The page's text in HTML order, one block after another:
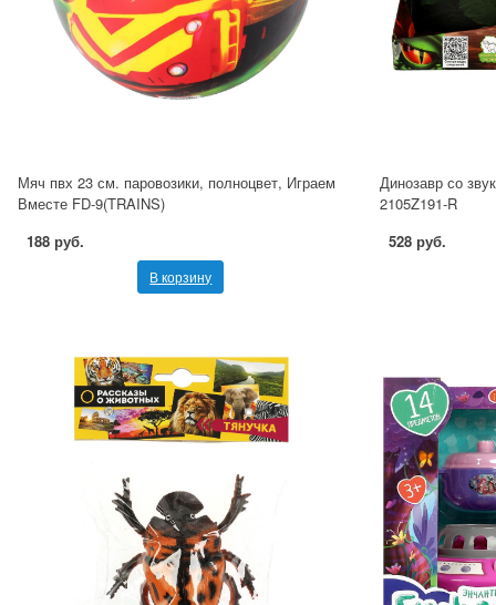
Мяч пвх 23 см. паровозики, полноцвет, Играем
Вместе FD-9(TRAINS)
188 руб.
В корзину
Динозавр со
2105Z191-R
528 руб.